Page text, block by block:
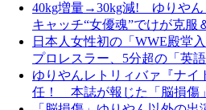
40kg増量→30kg減! ゆりやん
キャッチ“女優魂”でけが克服
日本人女性初の「WWE殿堂
プロレスラー、5分超の「英
ゆりやんレトリィバァ『ナイ
任！ 本誌が報じた「脳損傷